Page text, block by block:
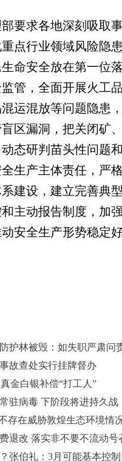
求各地深刻吸取事
点行业领域风险隐
命安全放在第一位
管，全面开展火工
运混放等问题隐患
区漏洞，把关闭矿
态研判苗头性问题
生产主体责任，严
建设，建立完善典
主动报告制度，加
安全生产形势稳定好
护林被毁：如失职严肃问
故查处实行挂牌督办
金白银补偿“打工人”
驻病毒 下阶段将进持久战
存在威胁敦煌生态环境情
退改 落实非不要不流动号
张伯礼：3月可能基本控制